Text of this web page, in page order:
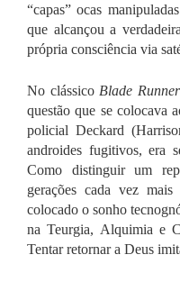
“capas” ocas
que alcançou a
própria consciência via
No clássico Blade Runner
questão que se colocava
policial Deckard
androides fugitivos, era
Como distinguir um
gerações cada vez mais
colocado o sonho
na Teurgia, Alquimia e
Tentar retornar a Deus